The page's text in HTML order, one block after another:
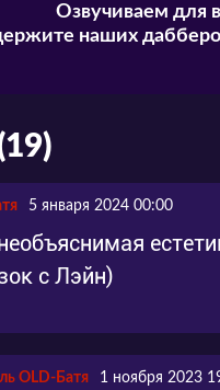
Озвучиваем для
наших
5 января 2024 00:00
с Лэйн)
OLD-Батя 1 ноября 2023